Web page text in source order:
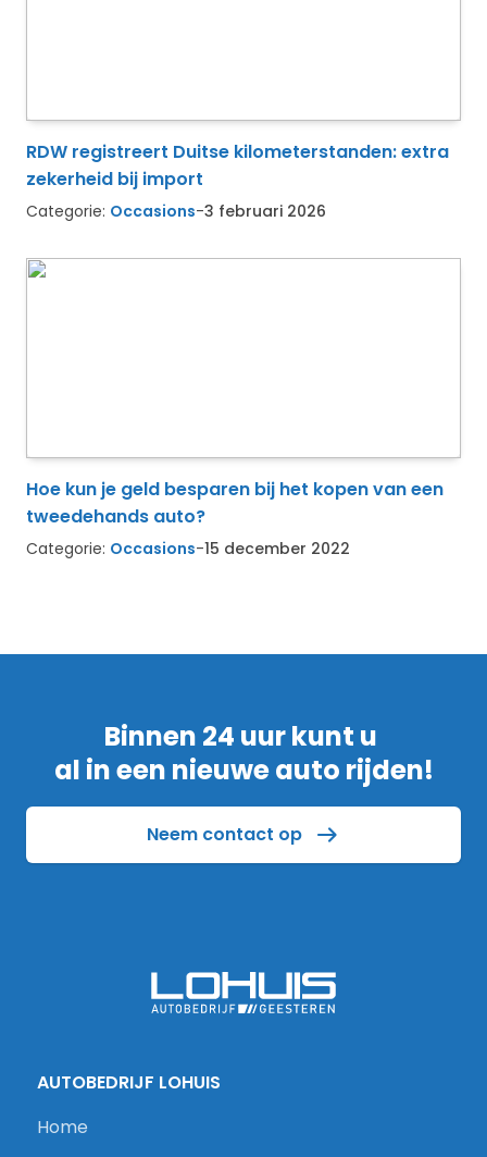
RDW registreert Duitse kilometerstanden: extra
zekerheid bij import
Categorie: Occasions-3 februari 2026
Hoe kun je geld besparen bij het kopen van een
tweedehands auto?
Categorie: Occasions-15 december 2022
Binnen 24 uur kunt u
al in een nieuwe auto rijden!
Neem contact op
AUTOBEDRIJF LOHUIS
Home